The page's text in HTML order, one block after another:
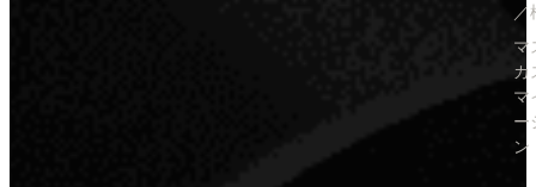
／
マ
カ
マ
ー
ン